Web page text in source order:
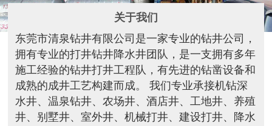
关于我们
东莞市清泉钻井有限公司是一家专业的钻井公司，
拥有专业的打井钻井降水井团队，是一支拥有多年
施工经验的钻井打井工程队，有先进的钻凿设备和
成熟的成井工艺构建而成。 我们专业承接机钻深
水井、温泉钻井、农场井、酒店井、工地井、养殖
井、别墅井、室外井、机械打井、建设打井、降水